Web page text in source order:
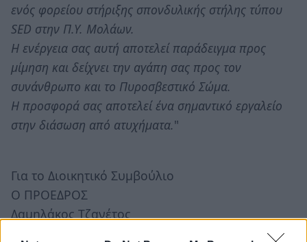
ενός φορείου στήριξης σπονδυλικής στήλης τύπου
SED στην Π.Υ. Μολάων.
H ενέργεια σας αυτή αποτελεί παράδειγμα προς
μίμηση και δείχνει την αγάπη σας προς τον
συνάνθρωπο και το Πυροσβεστικό Σώμα.
Η προσφορά σας αποτελεί ένα σημαντικό εργαλείο
στην διάσωση από ατυχήματα."
Για το Διοικητικό Συμβούλιο
Ο ΠΡΟΕΔΡΟΣ
Δαμηλάκος Τζανέτος